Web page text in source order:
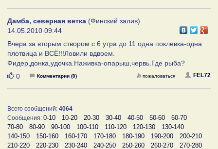
Дамба, северная ветка (Финский залив)
14.05.2010 09:44
Вчера за вторым створом с 6 утра до 11 одна поклевка-одна
плотвица и ВСЁ!!!Ловили вдвоем.
Фидер,донка,удочка.Наживка-опарыш,червь.Где рыба?
Нравится
0 Комментарии (0) FEL72
пожаловаться
Всего сообщений: 4064
Сообщения: 0-10 10-20 20-30 30-40 40-50 50-60
60-70
70-80
80-90 90-100 100-110 110-120 120-130
130-140
140-150
150-160 160-170 170-180 180-190 190-200
200-210
210-220
220-230 230-240 240-250 250-260 260-270 270-280